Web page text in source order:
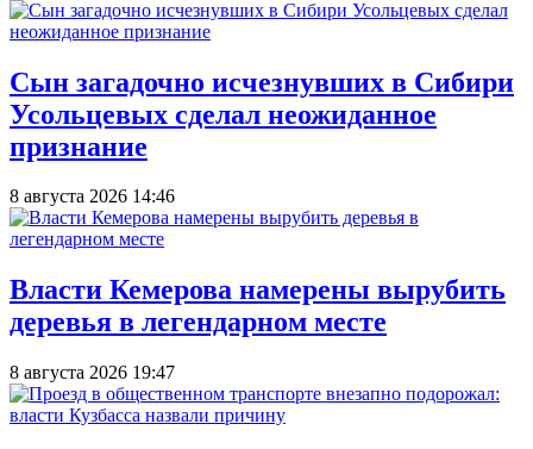
Сын загадочно исчезнувших в Сибири
Усольцевых сделал неожиданное
признание
8 августа 2026 14:46
Власти Кемерова намерены вырубить
деревья в легендарном месте
8 августа 2026 19:47